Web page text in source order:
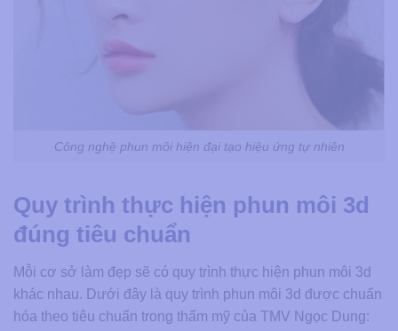
Công nghệ phun môi hiện đại tạo hiệu ứng tự nhiên
Quy trình thực hiện phun môi 3d
đúng tiêu chuẩn
Mỗi cơ sở làm đẹp sẽ có quy trình thực hiện phun môi 3d
khác nhau. Dưới đây là quy trình phun môi 3d được chuẩn
hóa theo tiêu chuẩn trong thẩm mỹ của TMV Ngọc Dung: